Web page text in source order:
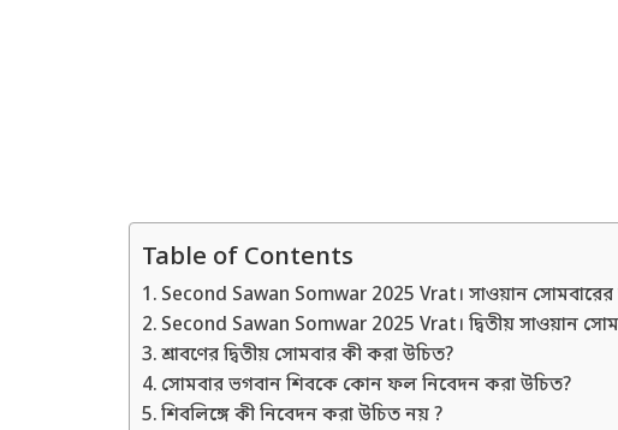
Table of Contents
Second Sawan Somwar 2025 Vrat। সাওয়ান সোমবারের
Second Sawan Somwar 2025 Vrat। দ্বিতীয় সাওয়ান
শ্রাবণের দ্বিতীয় সোমবার কী করা উচিত?
সোমবার ভগবান শিবকে কোন ফল নিবেদন করা উচিত?
শিবলিঙ্গে কী নিবেদন করা উচিত নয় ?